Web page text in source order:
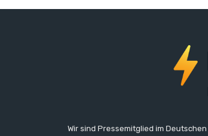
Wir sind Pressemitglied im